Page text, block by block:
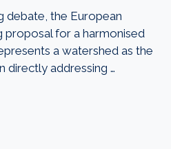
debate, the European
proposal for a harmonised
a watershed as the
directly addressing …